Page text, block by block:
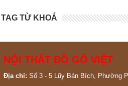
TAG TỪ KHOÁ
NỘI THẤT ĐỒ GỖ VIỆT
Địa chỉ: Số 3 - 5 Lũy Bán Bích, Phường